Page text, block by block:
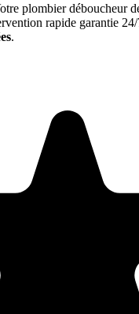
plombier déboucheur
rapide garantie
.